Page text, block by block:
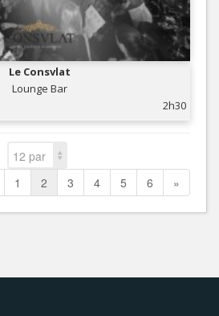
Le Consvlat
Lounge Bar
2h30
12 par
page
1 2 3 4 5 6 »